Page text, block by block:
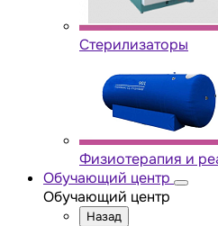
Стерилизаторы
Физиотерапия и
Обучающий центр
Обучающий центр
Назад